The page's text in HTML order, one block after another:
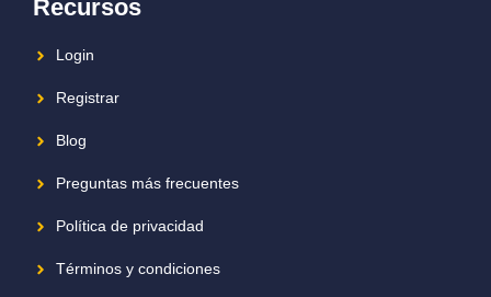
Recursos
Login
Registrar
Blog
Preguntas más frecuentes
Política de privacidad
Términos y condiciones